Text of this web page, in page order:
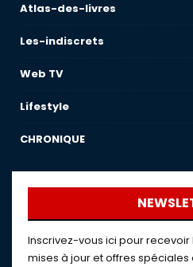
Atlas-des-livres
Les-indiscrets
Web TV
Lifestyle
CHRONIQUE
Inscrivez-vous ici pour
mises à jour et offres